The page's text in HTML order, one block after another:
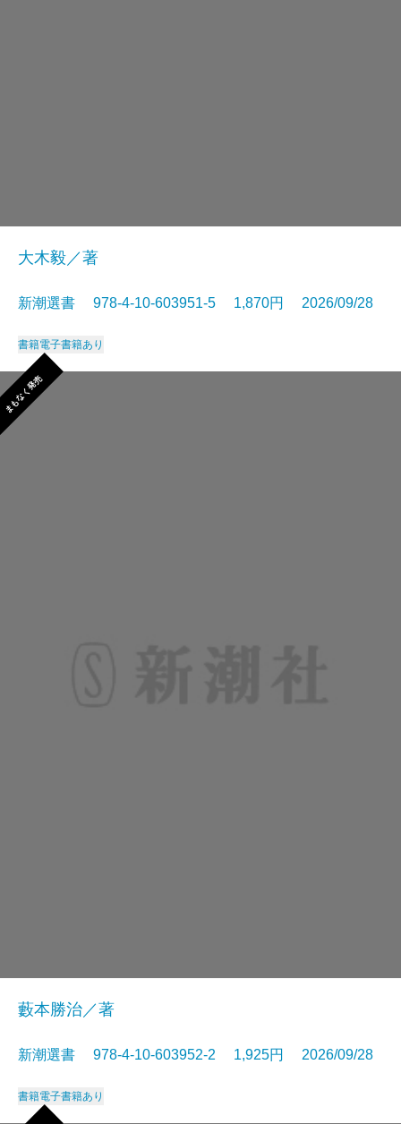
大木毅／著
新潮選書 978-4-10-603951-5 1,870円 2026/09/28
書籍電子書籍あり
まもなく発売
藪本勝治／著
新潮選書 978-4-10-603952-2 1,925円 2026/09/28
書籍電子書籍あり